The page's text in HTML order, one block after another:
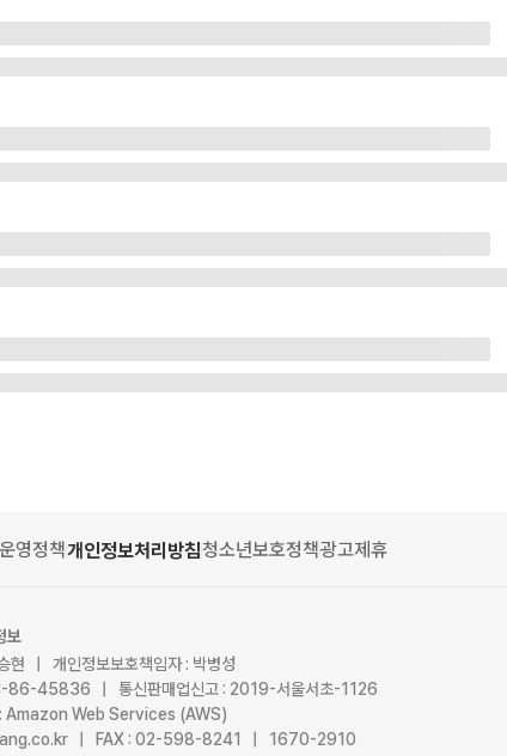
운영정책개인정보처리방침청소년보호정책광고제휴
보
현 | 개인정보보호책임자 : 박병성
86-45836 | 통신판매업신고 : 2019-서울서초-1126
: Amazon Web Services (AWS)
| FAX : 02-598-8241 | 1670-2910